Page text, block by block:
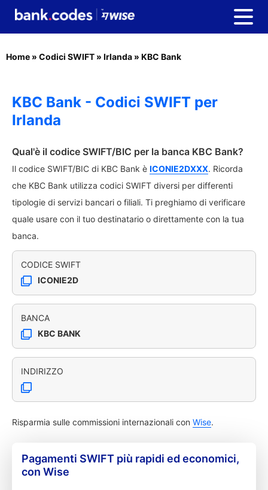
Home » Codici SWIFT » Irlanda » KBC Bank
KBC Bank - Codici SWIFT per
Irlanda
Qual'è il codice SWIFT/BIC per la banca KBC Bank?
Il codice SWIFT/BIC di KBC Bank è ICONIE2DXXX. Ricorda
che KBC Bank utilizza codici SWIFT diversi per differenti
tipologie di servizi bancari o filiali. Ti preghiamo di verificare
quale usare con il tuo destinatario o direttamente con la tua
banca.
CODICE SWIFT
ICONIE2D
BANCA
KBC BANK
INDIRIZZO
Risparmia sulle commissioni internazionali con Wise.
Pagamenti SWIFT più rapidi ed economici,
con Wise